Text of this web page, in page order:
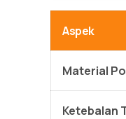
Aspek
Material
Ketebalan